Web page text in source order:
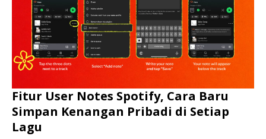
Fitur User Notes Spotify, Cara Baru
Simpan Kenangan Pribadi di Setiap
Lagu